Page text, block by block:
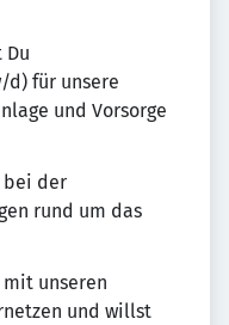
für unsere
und Vorsorge
bei der
rund um das
mit unseren
und willst